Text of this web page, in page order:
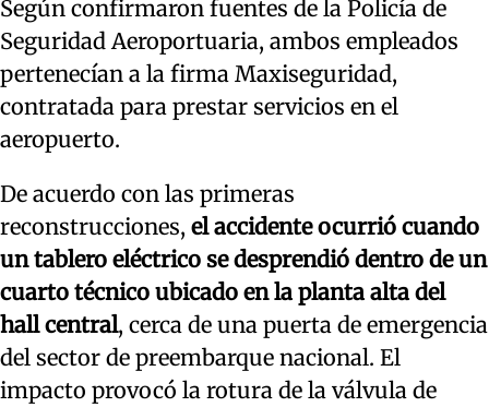
Según confirmaron fuentes de la Policía de
Seguridad Aeroportuaria, ambos empleados
pertenecían a la firma Maxiseguridad,
contratada para prestar servicios en el
aeropuerto.
De acuerdo con las primeras
reconstrucciones, el accidente ocurrió cuando
un tablero eléctrico se desprendió dentro de un
cuarto técnico ubicado en la planta alta del
hall central, cerca de una puerta de emergencia
del sector de preembarque nacional. El
impacto provocó la rotura de la válvula de